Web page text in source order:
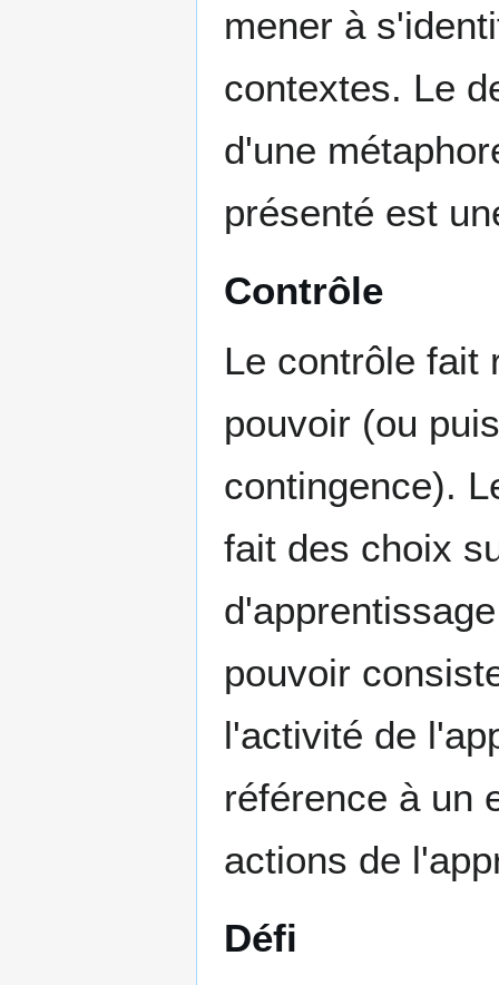
mener à
contextes. Le
d'une
présenté est
Contrôle
Le contrôle fait
pouvoir (ou
contingence).
fait des choix
pouvoir
l'activité de
référence à un
actions de
Défi